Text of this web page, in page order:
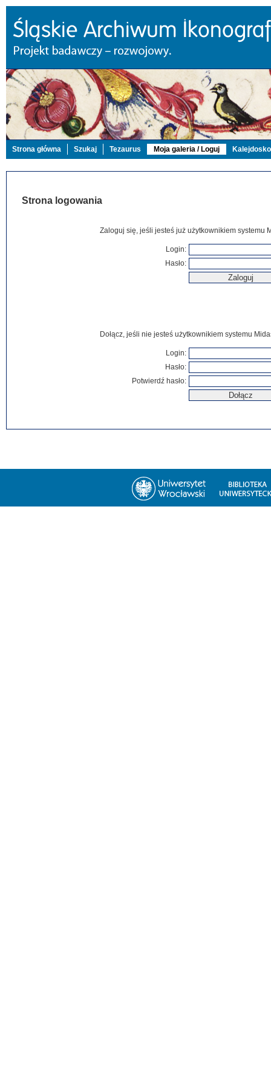
Strona główna Szukaj Tezaurus Moja galeria / Loguj
Strona logowania
Zaloguj się, jeśli jesteś już użytkownikiem systemu
Login:
Hasło:
Dołącz, jeśli nie jesteś użytkownikiem systemu
Login:
Hasło:
Potwierdź hasło: